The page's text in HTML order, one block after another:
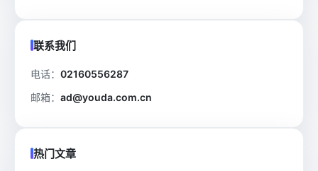
联系我们
电话： 02160556287
邮箱： ad@youda.com.cn
热门文章